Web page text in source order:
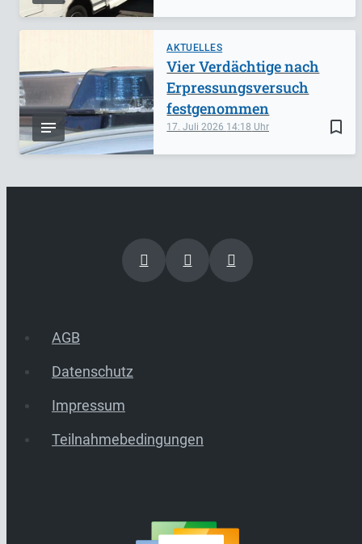
AKTUELLES
bookmark_border
17. Juli 2026 14:18
Vier Verdächtige nach
Erpressungsversuch
festgenommen
AGB
Datenschutz
Impressum
Teilnahmebedingungen